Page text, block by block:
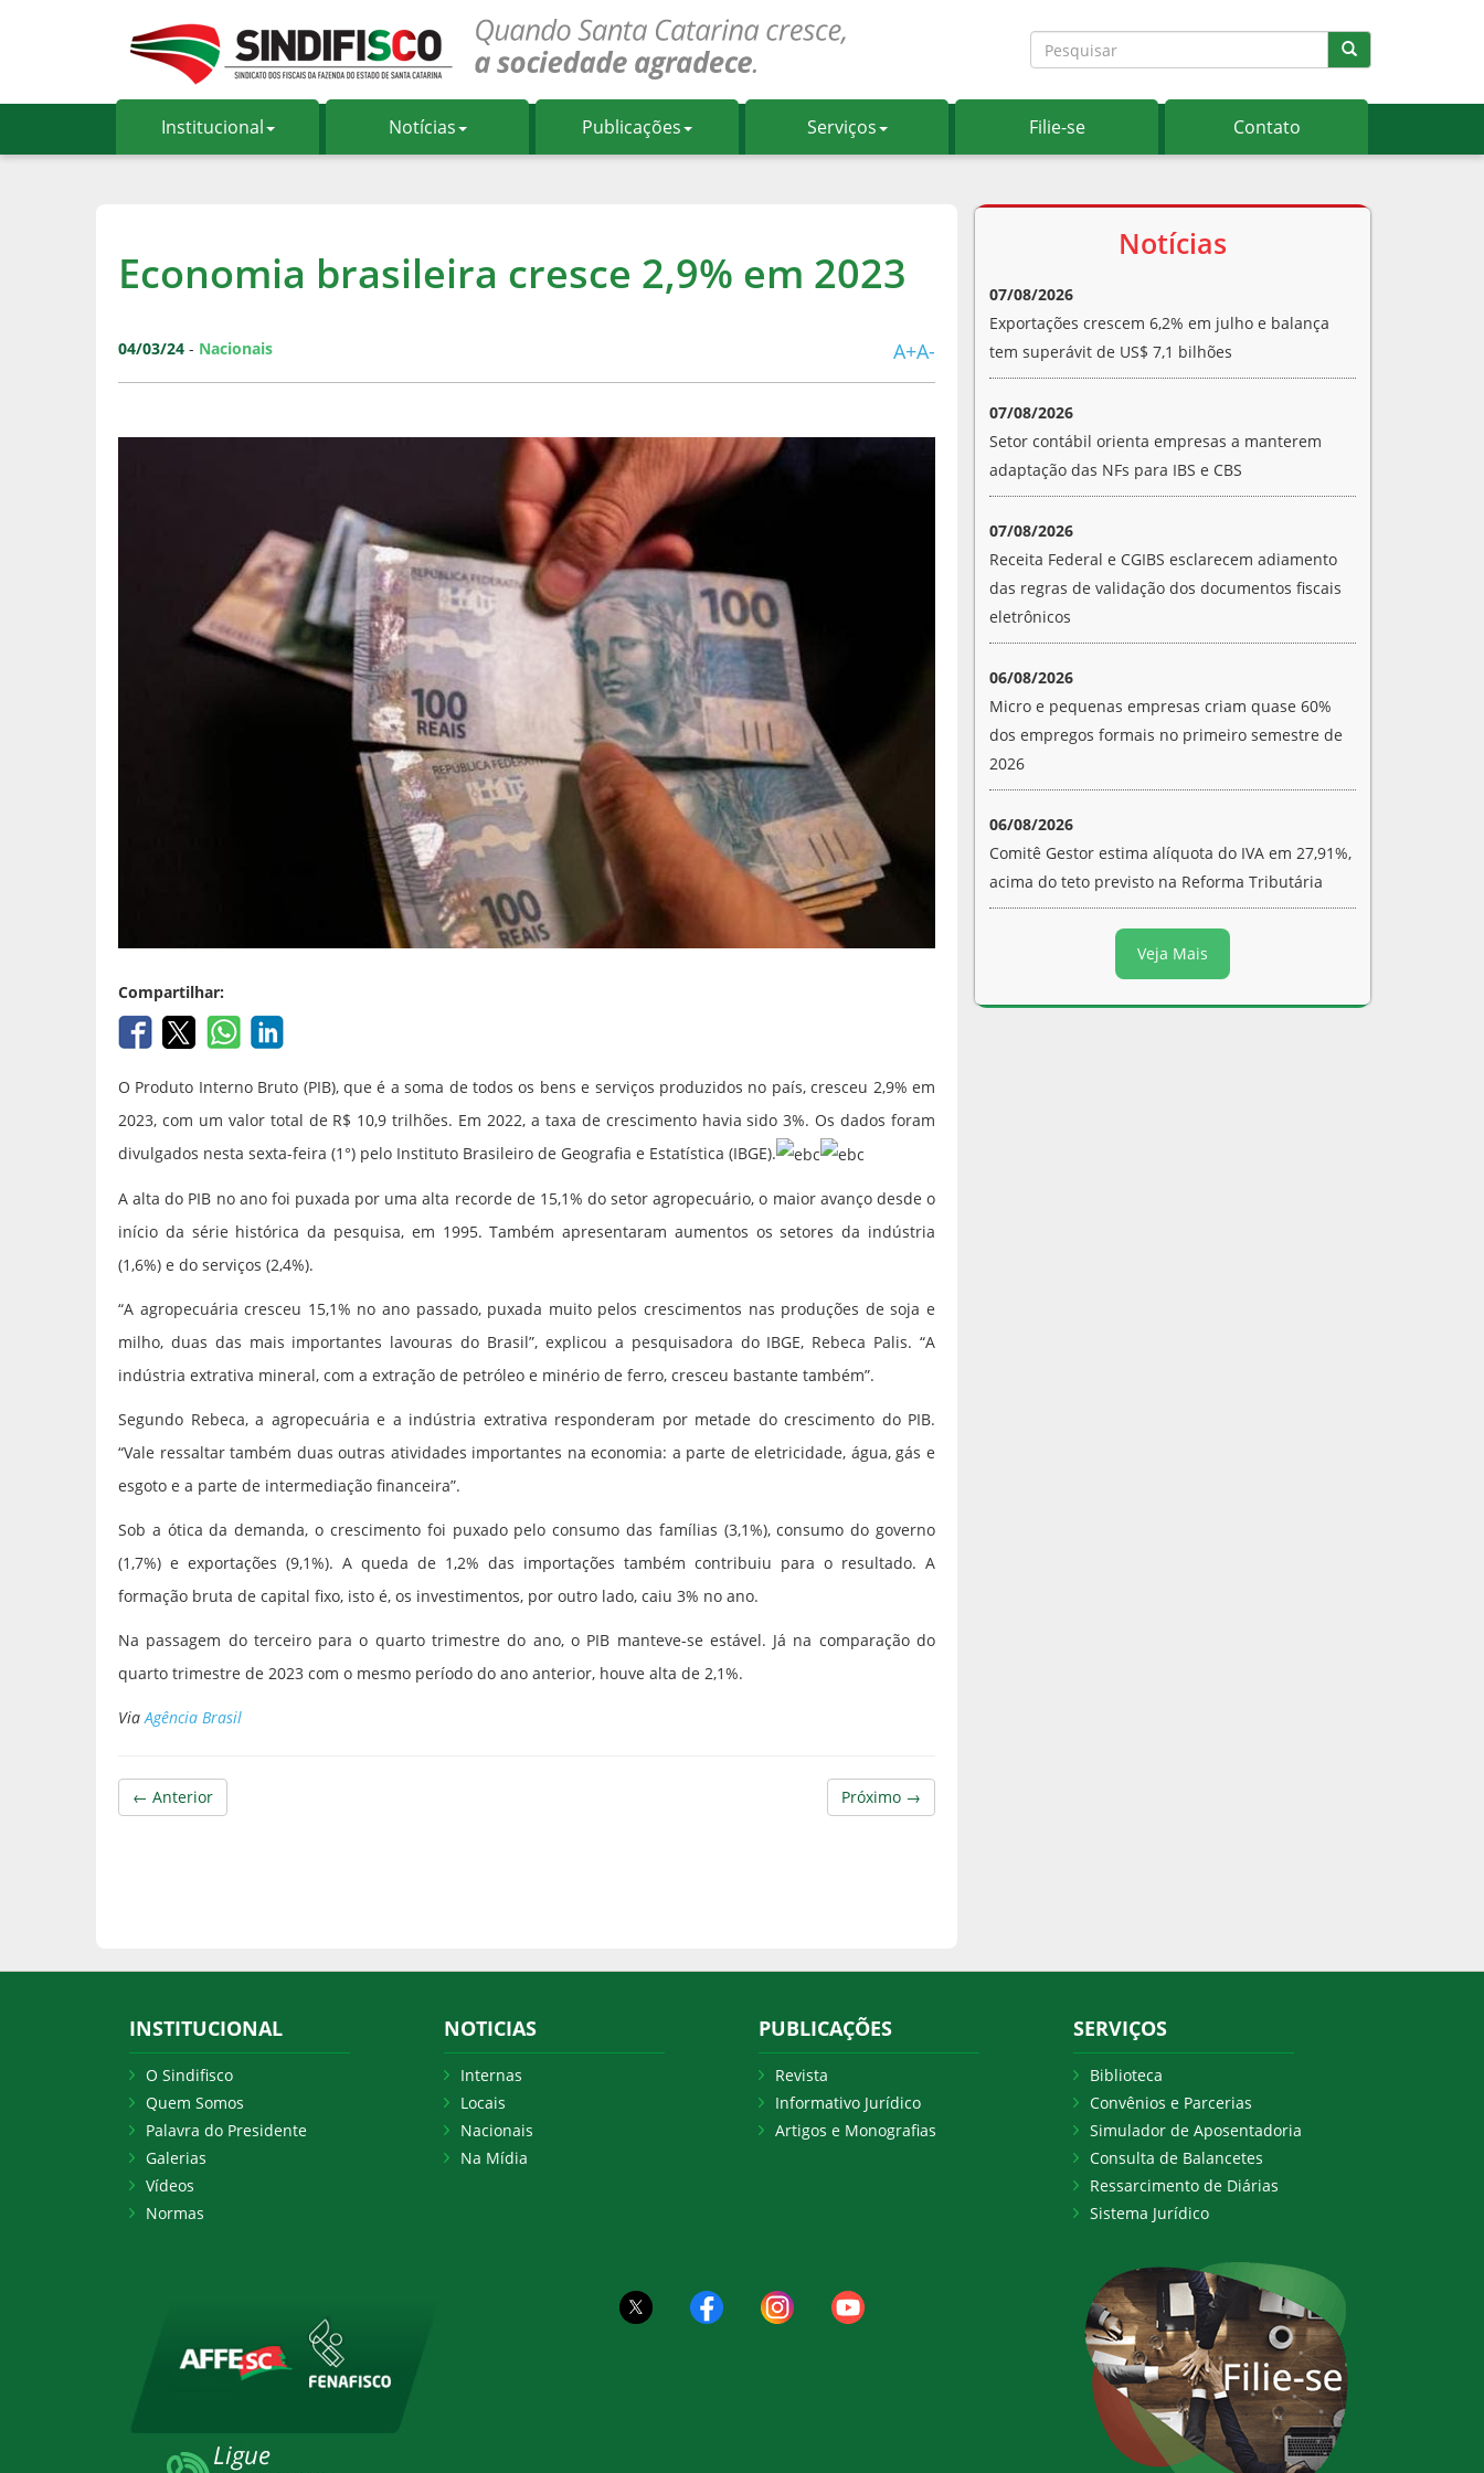
Institucional Notícias Publicações Serviços Filie-se Contato
Economia brasileira cresce 2,9% em 2023
04/03/24 - Nacionais A+A-
Compartilhar:
O Produto Interno Bruto (PIB), que é a soma de todos os bens e serviços produzidos no país, cresceu 2,9% em
2023, com um valor total de R$ 10,9 trilhões. Em 2022, a taxa de crescimento havia sido 3%. Os dados foram
divulgados nesta sexta-feira (1°) pelo Instituto Brasileiro de Geografia e Estatística (IBGE).
A alta do PIB no ano foi puxada por uma alta recorde de 15,1% do setor agropecuário, o maior avanço desde o
início da série histórica da pesquisa, em 1995. Também apresentaram aumentos os setores da indústria
(1,6%) e do serviços (2,4%).
“A agropecuária cresceu 15,1% no ano passado, puxada muito pelos crescimentos nas produções de soja e
milho, duas das mais importantes lavouras do Brasil”, explicou a pesquisadora do IBGE, Rebeca Palis. “A
indústria extrativa mineral, com a extração de petróleo e minério de ferro, cresceu bastante também”.
Segundo Rebeca, a agropecuária e a indústria extrativa responderam por metade do crescimento do PIB.
“Vale ressaltar também duas outras atividades importantes na economia: a parte de eletricidade, água, gás e
esgoto e a parte de intermediação financeira”.
Sob a ótica da demanda, o crescimento foi puxado pelo consumo das famílias (3,1%), consumo do governo
(1,7%) e exportações (9,1%). A queda de 1,2% das importações também contribuiu para o resultado. A
formação bruta de capital fixo, isto é, os investimentos, por outro lado, caiu 3% no ano.
Na passagem do terceiro para o quarto trimestre do ano, o PIB manteve-se estável. Já na comparação do
quarto trimestre de 2023 com o mesmo período do ano anterior, houve alta de 2,1%.
Via Agência Brasil
Próximo →
← Anterior
Notícias
07/08/2026
Exportações crescem 6,2% em julho e balança
tem superávit de US$ 7,1 bilhões
07/08/2026
Setor contábil orienta empresas a manterem
adaptação das NFs para IBS e CBS
07/08/2026
Receita Federal e CGIBS esclarecem adiamento
das regras de validação dos documentos fiscais
eletrônicos
06/08/2026
Micro e pequenas empresas criam quase 60%
dos empregos formais no primeiro semestre de
2026
06/08/2026
Comitê Gestor estima alíquota do IVA em 27,91%,
acima do teto previsto na Reforma Tributária
Veja Mais
INSTITUCIONAL
O Sindifisco
Quem Somos
Palavra do Presidente
Galerias
Vídeos
Normas
NOTICIAS
Internas
Locais
Nacionais
Na Mídia
PUBLICAÇÕES
Revista
Informativo Jurídico
Artigos e Monografias
SERVIÇOS
Biblioteca
Convênios e Parcerias
Simulador de Aposentadoria
Consulta de Balancetes
Ressarcimento de Diárias
Sistema Jurídico